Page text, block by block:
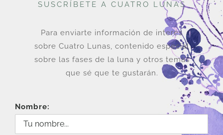
SUSCRÍBETE A CUATRO LUNAS
Para enviarte información de interés
sobre Cuatro Lunas, contenido especial
sobre las fases de la luna y otros temas
que sé que te gustarán.
Nombre: